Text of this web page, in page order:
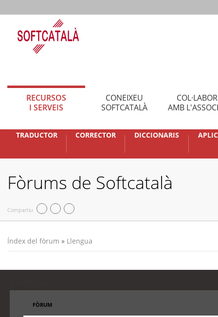
RECURSOS
I SERVEIS
CONEIXEU
SOFTCATALÀ
AMB
TRADUCTOR CORRECTOR DICCIONARIS
Fòrums de Softcatalà
Compartiu
Índex del fòrum » Llengua
FÒRUM